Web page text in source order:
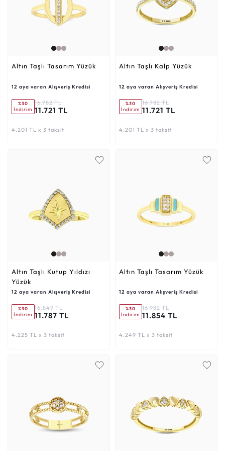
Altın Taşlı Tasarım Yüzük
12 aya varan Alışveriş Kredisi
%30
İndirim
16.782 TL
11.721 TL
4.201 TL x 3 taksit
Altın Taşlı Kalp Yüzük
12 aya varan Alışveriş Kredisi
%30
İndirim
16.782 TL
11.721 TL
4.201 TL x 3 taksit
Altın Taşlı Kutup Yıldızı
Yüzük
12 aya varan Alışveriş Kredisi
%30
İndirim
16.849 TL
11.787 TL
4.225 TL x 3 taksit
Altın Taşlı Tasarım Yüzük
12 aya varan Alışveriş Kredisi
%30
İndirim
16.982 TL
11.854 TL
4.249 TL x 3 taksit